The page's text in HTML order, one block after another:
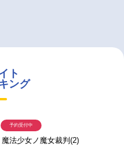
ト
ング
魔法少女ノ魔女裁判(2)
予約受付中